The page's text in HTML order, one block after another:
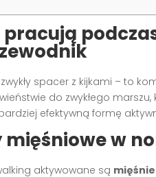
spacer z kijkami – to
do zwykłego
efektywną formę
mięśniowe w
aktywowane są